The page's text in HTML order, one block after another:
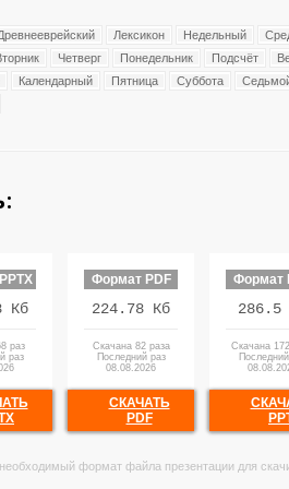
Лексикон Недельный
Четверг Понедельник Подсчёт
Календарный Пятница Суббота
Кб
раз
раз
Формат PDF
224.78 Кб
Скачана 82 раза
Последний раз
08.08.2026
СКАЧАТЬ
PDF
Формат
286.5
Скачана
формат файла презентации для